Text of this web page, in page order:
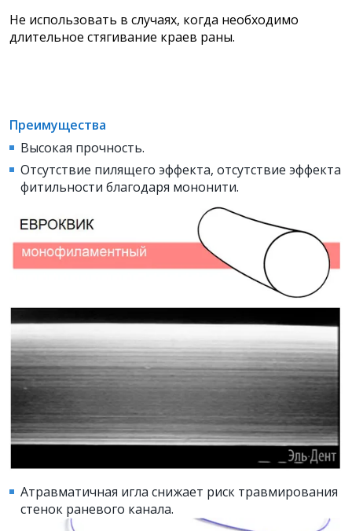
Не использовать в случаях, когда необходимо
длительное стягивание краев раны.
Преимущества
Высокая прочность.
Отсутствие пилящего эффекта, отсутствие эффекта
фитильности благодаря мононити.
Атравматичная игла снижает риск травмирования
стенок раневого канала.